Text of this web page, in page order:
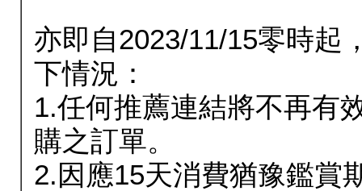
亦即自2023/11/15零時起
下情況：
1.任何推薦連結將不再有
購之訂單。
2.因應15天消費猶豫鑑賞